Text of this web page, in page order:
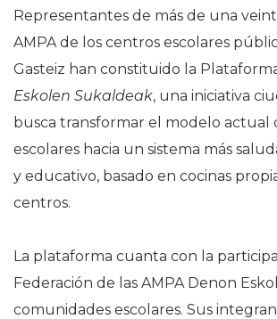
Representantes de más de una
AMPA de los centros escolares
Gasteiz han constituido la
Eskolen Sukaldeak, una iniciativa
busca transformar el modelo actual
escolares hacia un sistema más
y educativo, basado en cocinas
centros.
La plataforma cuanta con la
Federación de las AMPA Denon
comunidades escolares. Sus